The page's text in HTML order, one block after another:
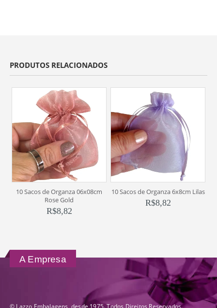
PRODUTOS RELACIONADOS
10 Sacos de Organza 06x08cm
Rose Gold
R$8,82
10 Sacos de Organza 6x8cm Lilas
R$8,82
A Empresa
© Lazzo Embalagens, desde 1975. Todos Direitos Reservados.